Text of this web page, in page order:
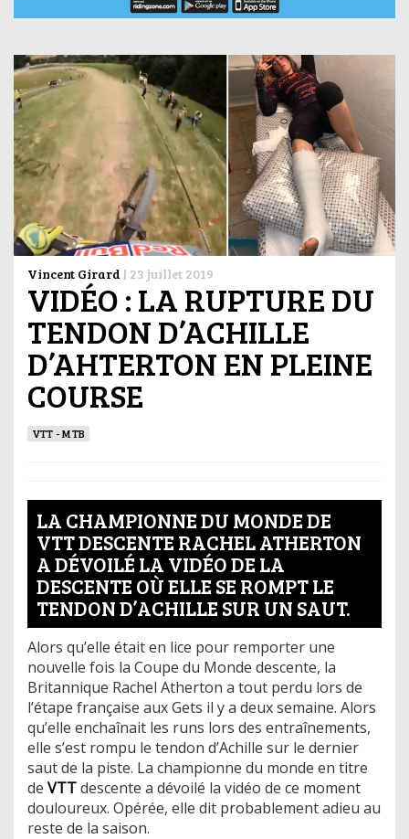
Vincent Girard | 23 juillet 2019
VIDÉO : LA RUPTURE DU
TENDON D’ACHILLE
D’AHTERTON EN PLEINE
COURSE
VTT - MTB
LA CHAMPIONNE DU MONDE DE
VTT DESCENTE RACHEL ATHERTON
A DÉVOILÉ LA VIDÉO DE LA
DESCENTE OÙ ELLE SE ROMPT LE
TENDON D’ACHILLE SUR UN SAUT.
Alors qu’elle était en lice pour remporter une
nouvelle fois la Coupe du Monde descente, la
Britannique Rachel Atherton a tout perdu lors de
l’étape française aux Gets il y a deux semaine. Alors
qu’elle enchaînait les runs lors des entraînements,
elle s’est rompu le tendon d’Achille sur le dernier
saut de la piste. La championne du monde en titre
de VTTdescente a dévoilé la vidéo de ce moment
douloureux. Opérée, elle dit probablement adieu au
reste de la saison.